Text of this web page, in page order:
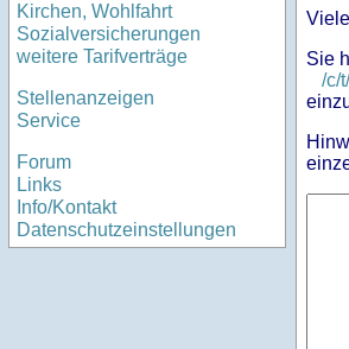
Kirchen, Wohlfahrt
Sozialversicherungen
weitere Tarifverträge
Stellenanzeigen
Service
Forum
Links
Info/Kontakt
Datenschutzeinstellungen
Sie
/c/